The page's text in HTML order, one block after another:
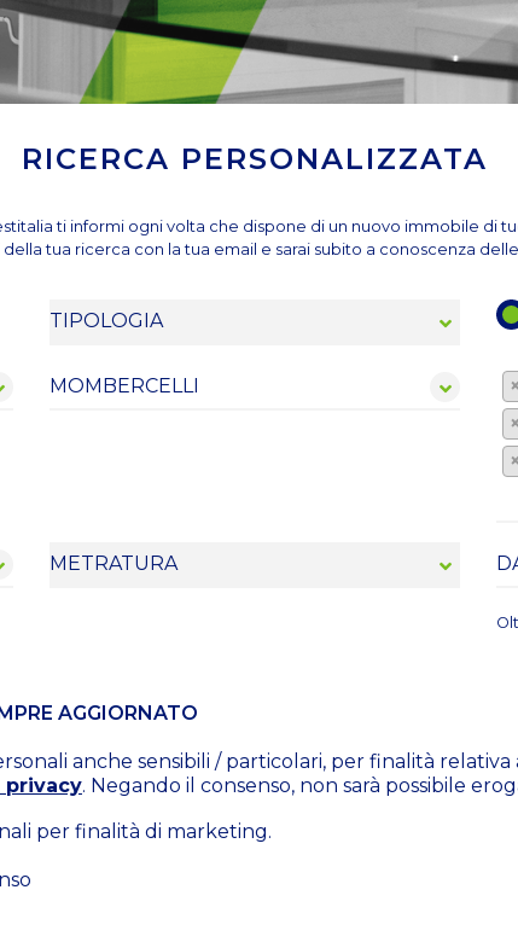
RICERCA PERSONALIZZATA
ti informi ogni volta che dispone di un nuovo immobile di
tua ricerca con la tua email e sarai subito a conoscenza
×
×
×
AGGIORNATO
anche sensibili / particolari, per finalità
privacy. Negando il consenso, non sarà possibile
per finalità di marketing.